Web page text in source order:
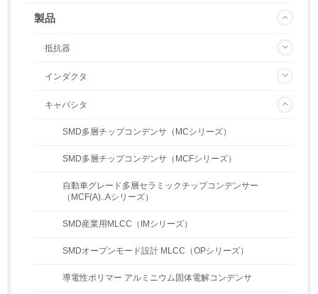
製品
抵抗器
インダクタ
キャパシタ
SMD多層チップコンデンサ（MCシリーズ）
SMD多層チップコンデンサ（MCFシリーズ）
自動車グレード多層セラミックチップコンデンサー
（MCF(A)..Aシリーズ）
SMD産業用MLCC（IMシリーズ）
SMDオープンモード設計 MLCC（OPシリーズ）
導電性ポリマー アルミニウム固体電解コンデンサ